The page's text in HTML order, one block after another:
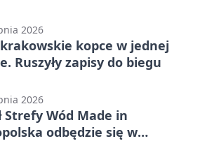
2026
kopce w jednej
Ruszyły zapisy do biegu
2026
Strefy Wód Made in
odbędzie się w